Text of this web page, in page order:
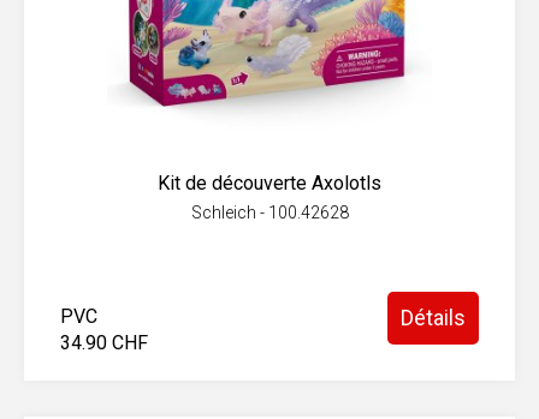
Kit de découverte Axolotls
Schleich - 100.42628
PVC
34.90 CHF
Détails